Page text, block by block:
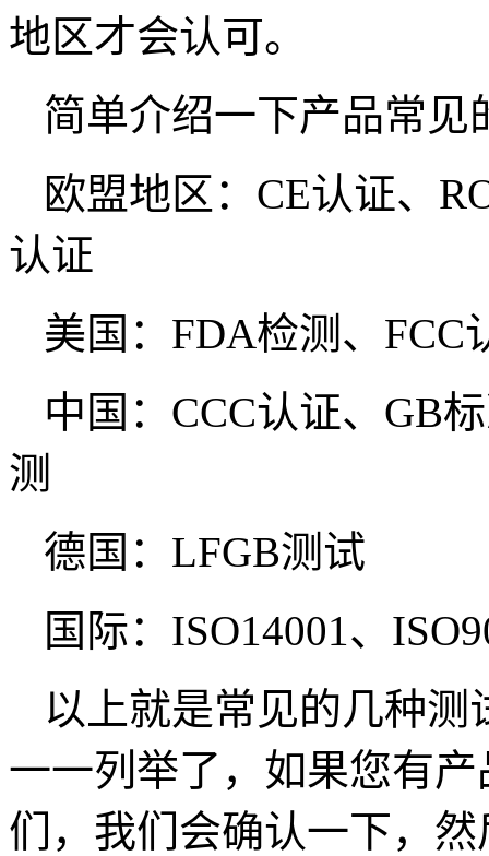
地区才会认可。
简单介绍一下产品常见
欧盟地区：CE认证、
认证
美国：FDA检测、FCC
中国：CCC认证、GB
测
德国：LFGB测试
国际：ISO14001、
以上就是常见的几种
一一列举了，如果您有
们，我们会确认一下，